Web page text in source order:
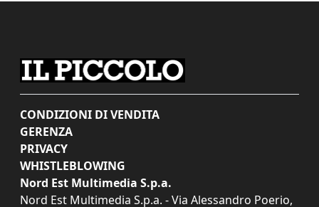
CONDIZIONI DI VENDITA
GERENZA
PRIVACY
WHISTLEBLOWING
Nord Est Multimedia S.p.a.
Nord Est Multimedia S.p.a. - Via Alessandro Poerio,